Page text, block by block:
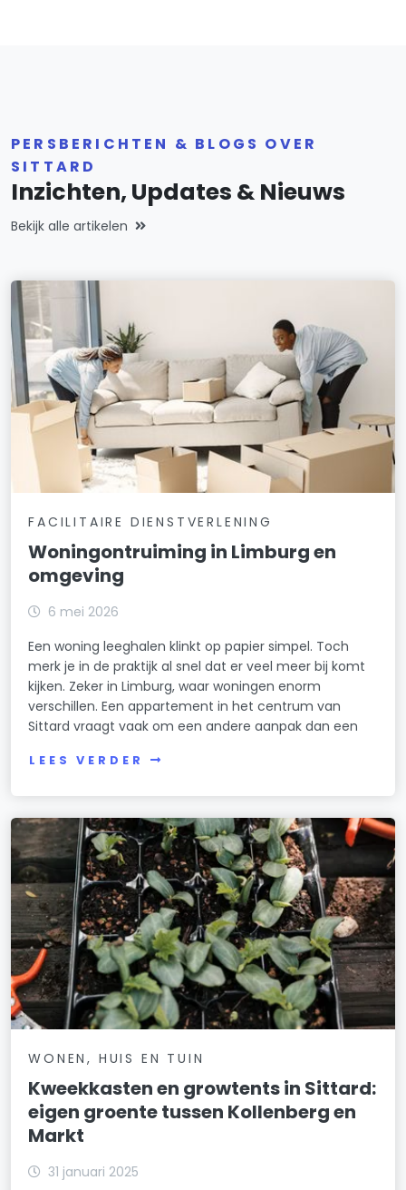
PERSBERICHTEN & BLOGS OVER
SITTARD
Inzichten, Updates & Nieuws
Bekijk alle artikelen
FACILITAIRE DIENSTVERLENING
Woningontruiming in Limburg en
omgeving
6 mei 2026
Een woning leeghalen klinkt op papier simpel. Toch
merk je in de praktijk al snel dat er veel meer bij komt
kijken. Zeker in Limburg, waar woningen enorm
verschillen. Een appartement in het centrum van
Sittard vraagt vaak om een andere aanpak dan een
LEES VERDER
WONEN, HUIS EN TUIN
Kweekkasten en growtents in Sittard:
eigen groente tussen Kollenberg en
Markt
31 januari 2025